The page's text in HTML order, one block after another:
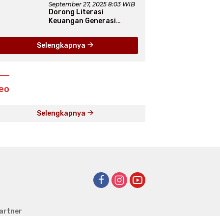
September 27, 2025 8:03 WIB
Dorong Literasi
Keuangan Generasi
Dukung Abang None
Selengkapnya
Selengkapnya